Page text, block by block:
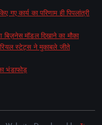
गए कार्य का परिणाम ही पिपलांत्री
बिज़नेस मॉडल दिखाने का मौका
स्टेट्स ने मुकाबले जीते
भंडाफोड़